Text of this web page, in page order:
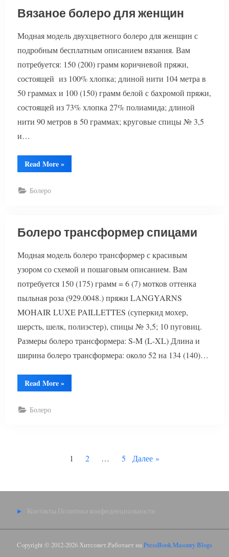
Вязаное болеро для женщин
Модная модель двухцветного болеро для женщин с
подробным бесплатным описанием вязания. Вам
потребуется: 150 (200) грамм коричневой пряжи,
состоящей из 100% хлопка; длиной нити 104 метра в
50 граммах и 100 (150) грамм белой с бахромой пряжи,
состоящей из 73% хлопка 27% полиамида; длиной
нити 90 метров в 50 граммах; круговые спицы № 3,5
и…
Read More“Вязаное
болеро
»
Болеро
Болеро трансформер спицами
Модная модель болеро трансформер с красивым
узором со схемой и пошаговым описанием. Вам
потребуется 150 (175) грамм = 6 (7) мотков оттенка
пыльная роза (929.0048.) пряжи LANGYARNS
MOHAIR LUXE PAILLETTES (суперкид мохер,
шерсть, шелк, полиэстер), спицы № 3,5; 10 пуговиц.
Размеры болеро трансформера: S-M (L-XL) Длина и
ширина болеро трансформера: около 52 на 134 (140)…
Read More“Болеро
трансформер
»
Болеро
1 2 … 5 Далее
Контакты Политика конфиденциальности
Copyright © 2012-2026 Хитсовет.Работает на PressBook Masonry Blogs